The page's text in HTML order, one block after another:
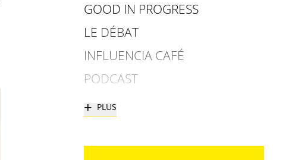
GOOD IN PROGRESS
LE DÉBAT
INFLUENCIA CAFÉ
PODCAST
+ PLUS